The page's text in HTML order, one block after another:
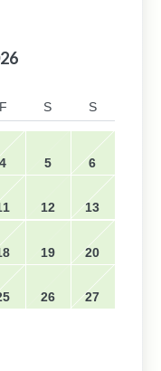
F S S
4 5 6
12 13
19 20
26 27